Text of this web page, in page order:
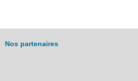
Nos partenaires